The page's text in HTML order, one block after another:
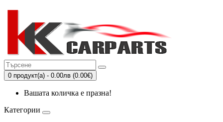
0 продукт(а) - 0.00лв (0.00€)
Вашата количка е празна!
Категории